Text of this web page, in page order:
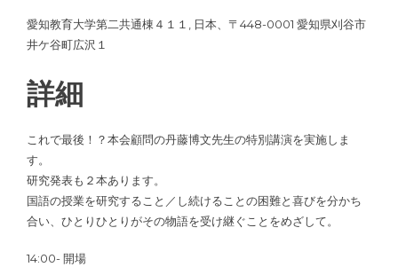
愛知教育大学第二共通棟４１１, 日本、〒448-0001 愛知県刈谷市
井ケ谷町広沢１
詳細
これで最後！？本会顧問の丹藤博文先生の特別講演を実施しま
す。
研究発表も２本あります。
国語の授業を研究すること／し続けることの困難と喜びを分かち
合い、ひとりひとりがその物語を受け継ぐことをめざして。
14:00- 開場